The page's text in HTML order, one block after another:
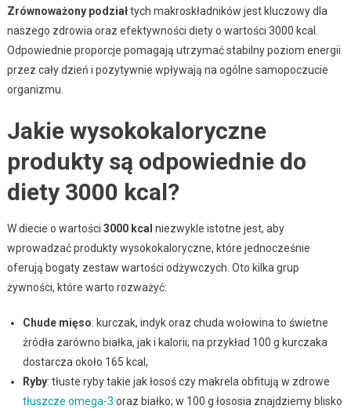
Zrównoważony podziałtych makroskładników jest kluczowy dla
naszego zdrowia oraz efektywności diety o wartości 3000 kcal.
Odpowiednie proporcje pomagają utrzymać stabilny poziom energii
przez cały dzień i pozytywnie wpływają na ogólne samopoczucie
organizmu.
Jakie wysokokaloryczne
produkty są odpowiednie do
diety 3000 kcal?
W diecie o wartości 3000 kcal niezwykle istotne jest, aby
wprowadzać produkty wysokokaloryczne, które jednocześnie
oferują bogaty zestaw wartości odżywczych. Oto kilka grup
żywności, które warto rozważyć:
Chude mięso: kurczak, indyk oraz chuda wołowina to świetne
źródła zarówno białka, jak i kalorii; na przykład 100 g kurczaka
dostarcza około 165 kcal,
Ryby: tłuste ryby takie jak łosoś czy makrela obfitują w zdrowe
tłuszcze omega-3 oraz białko; w 100 g łososia znajdziemy blisko